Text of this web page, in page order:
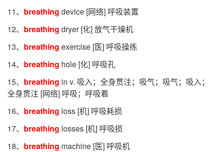
11、 breathing device [网络] 呼吸装置
12、 breathing dryer [化] 放气干燥机
13、 breathing exercise [医] 呼吸操练
14、 breathing hole [化] 呼吸孔
15、 breathing in v. 吸入；全身贯注；吸气；吸气；吸入；
全身贯注 [网络] 呼吸；呼吸着
16、 breathing loss [机] 呼吸耗损
17、 breathing losses [机] 呼吸损
18、 breathing machine [医] 呼吸机